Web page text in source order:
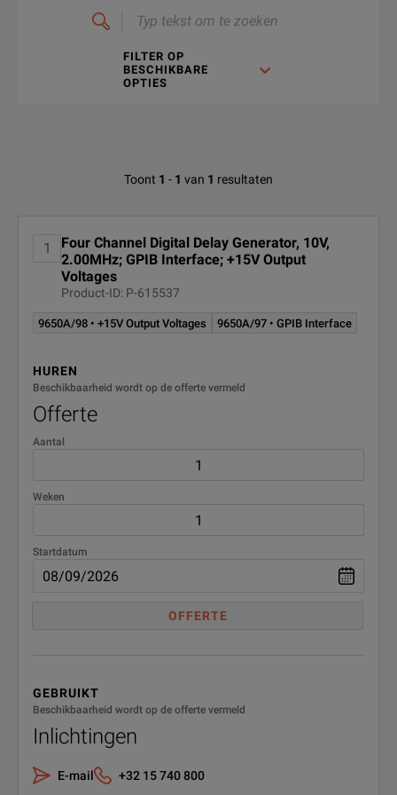
tekst
FILTER OP
BESCHIKBARE
OPTIES
Beschikbare opties voor Ametek 9650A
9650A/97 GPIB Interface
Toont 1 - 1 van 1 resultaten
1
Four Channel Digital Delay Generator, 10V,
2.00MHz; GPIB Interface; +15V Output
Voltages
Product-ID: P-615537
9650A/98 • +15V Output Voltages 9650A/97 • GPIB Interface
HUREN
Beschikbaarheid wordt op de offerte vermeld
Offerte
Aantal
Weken
Startdatum
OFFERTE
GEBRUIKT
Beschikbaarheid wordt op de offerte vermeld
Inlichtingen
E-mail +32 15 740 800
Operating modes include ‘Scan’, where continuously
Ametek 9650A Datasheet